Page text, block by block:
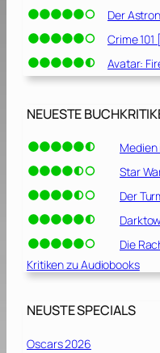
Der
Crime
Avatar:
NEUESTE
Star
Der
Die
Kritiken zu Audiobooks
NEUSTE SPECIALS
Oscars 2026